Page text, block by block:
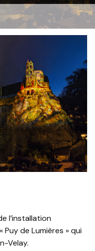
l’installation
de Lumières » qui
Velay.